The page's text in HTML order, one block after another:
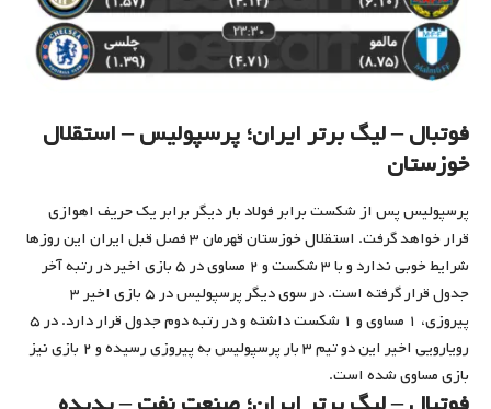
فوتبال – لیگ برتر ایران؛ پرسپولیس – استقلال
خوزستان
پرسپولیس پس از شکست برابر فولاد بار دیگر برابر یک حریف اهوازی
قرار خواهد گرفت. استقلال خوزستان قهرمان ۳ فصل قبل ایران این روزها
شرایط خوبی ندارد و با ۳ شکست و ۲ مساوی در ۵ بازی اخیر در رتبه آخر
جدول قرار گرفته است. در سوی دیگر پرسپولیس در ۵ بازی اخیر ۳
پیروزی، ۱ مساوی و ۱ شکست داشته و در رتبه دوم جدول قرار دارد. در ۵
رویارویی اخیر این دو تیم ۳ بار پرسپولیس به پیروزی رسیده و ۲ بازی نیز
بازی مساوی شده است.